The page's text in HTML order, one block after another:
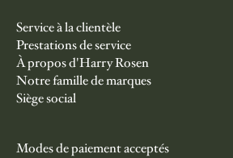
Service à la clientèle
Prestations de service
À propos d'Harry Rosen
Notre famille de marques
Siège social
Modes de paiement acceptés